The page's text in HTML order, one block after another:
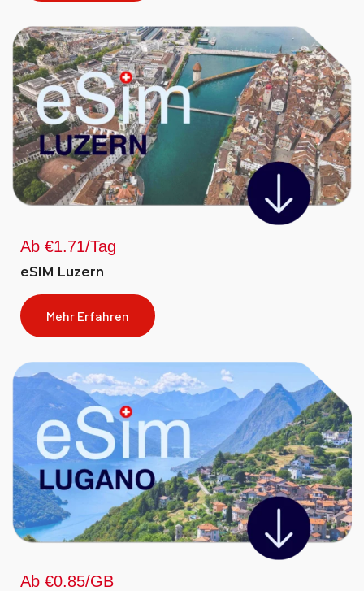
Ab €1.71/Tag
eSIM Luzern
Mehr Erfahren
Ab €0.85/GB